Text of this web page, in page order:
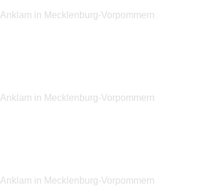
Anklam in Mecklenburg-Vorpommern
Anklam in Mecklenburg-Vorpommern
Anklam in Mecklenburg-Vorpommern